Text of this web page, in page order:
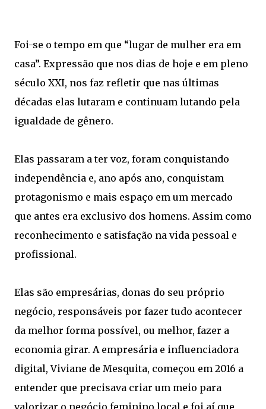
Foi-se o tempo em que “lugar de mulher era em
casa”. Expressão que nos dias de hoje e em pleno
século XXI, nos faz refletir que nas últimas
décadas elas lutaram e continuam lutando pela
igualdade de gênero.
Elas passaram a ter voz, foram conquistando
independência e, ano após ano, conquistam
protagonismo e mais espaço em um mercado
que antes era exclusivo dos homens. Assim como
reconhecimento e satisfação na vida pessoal e
profissional.
Elas são empresárias, donas do seu próprio
negócio, responsáveis por fazer tudo acontecer
da melhor forma possível, ou melhor, fazer a
economia girar. A empresária e influenciadora
digital, Viviane de Mesquita, começou em 2016 a
entender que precisava criar um meio para
valorizar o negócio feminino local e foi aí que